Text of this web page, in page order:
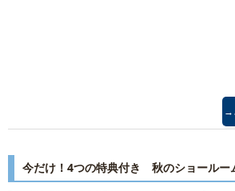
→
今だけ！4つの特典付き 秋のショールー